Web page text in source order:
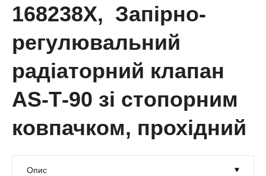
168238X, Запірно-
регулювальний
радіаторний клапан
АS-Т-90 зі стопорним
ковпачком, прохідний